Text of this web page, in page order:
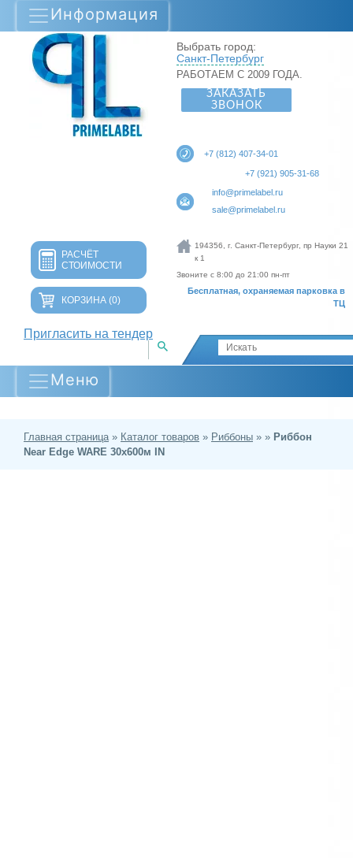
Информация
Выбрать город:
Санкт-Петербург
РАБОТАЕМ С 2009 ГОДА.
ЗАКАЗАТЬ
ЗВОНОК
+7 (812) 407-34-01
+7 (921) 905-31-68
info@primelabel.ru
sale@primelabel.ru
РАСЧЁТ
СТОИМОСТИ
КОРЗИНА (0)
Пригласить на тендер
194356, г. Санкт-Петербург, пр Науки 21
к 1
Звоните с 8:00 до 21:00 пн-пт
Бесплатная, охраняемая парковка в
ТЦ
Меню
Главная страница » Каталог товаров » Риббоны » » Риббон
Near Edge WARE 30х600м IN